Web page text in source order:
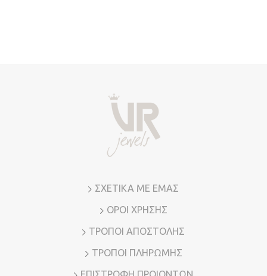
ΣΧΕΤΙΚΑ ΜΕ ΕΜΑΣ
ΟΡΟΙ ΧΡΗΣΗΣ
ΤΡΟΠΟΙ ΑΠΟΣΤΟΛΗΣ
ΤΡΟΠΟΙ ΠΛΗΡΩΜΗΣ